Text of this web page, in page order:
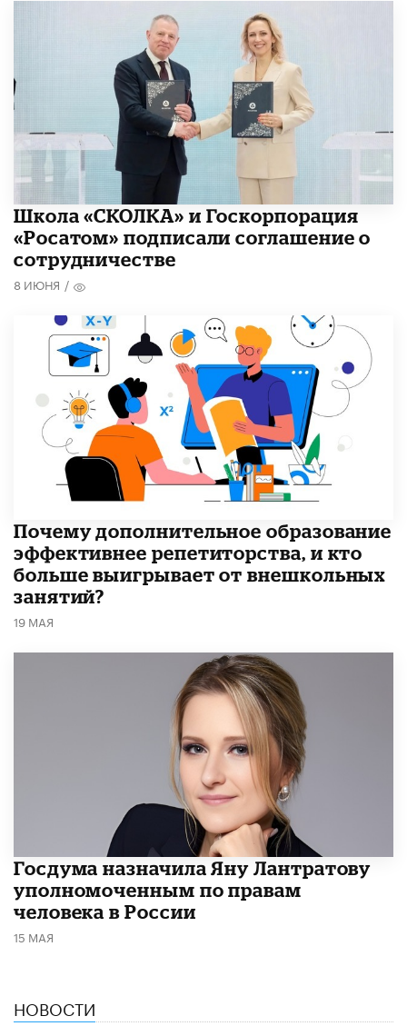
Школа «СКОЛКА» и Госкорпорация
«Росатом» подписали соглашение о
сотрудничестве
8 ИЮНЯ /
​Почему дополнительное образование
эффективнее репетиторства, и кто
больше выигрывает от внешкольных
занятий?
19 МАЯ
Госдума назначила Яну Лантратову
уполномоченным по правам
человека в России
15 МАЯ
НОВОСТИ